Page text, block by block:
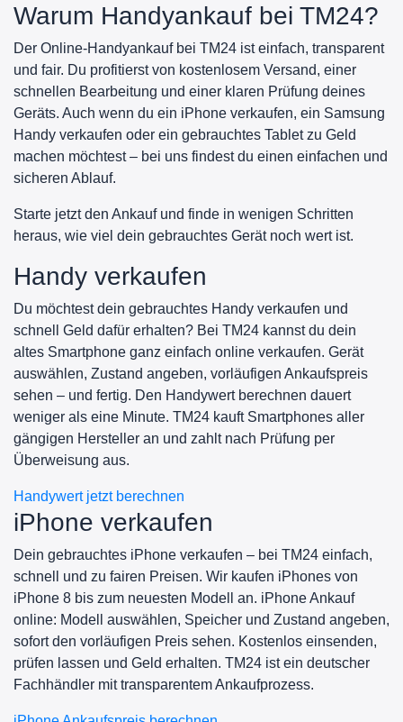
Warum Handyankauf bei TM24?
Der Online-Handyankauf bei TM24 ist einfach, transparent
und fair. Du profitierst von kostenlosem Versand, einer
schnellen Bearbeitung und einer klaren Prüfung deines
Geräts. Auch wenn du ein iPhone verkaufen, ein Samsung
Handy verkaufen oder ein gebrauchtes Tablet zu Geld
machen möchtest – bei uns findest du einen einfachen und
sicheren Ablauf.
Starte jetzt den Ankauf und finde in wenigen Schritten
heraus, wie viel dein gebrauchtes Gerät noch wert ist.
Handy verkaufen
Du möchtest dein gebrauchtes Handy verkaufen und
schnell Geld dafür erhalten? Bei TM24 kannst du dein
altes Smartphone ganz einfach online verkaufen. Gerät
auswählen, Zustand angeben, vorläufigen Ankaufspreis
sehen – und fertig. Den Handywert berechnen dauert
weniger als eine Minute. TM24 kauft Smartphones aller
gängigen Hersteller an und zahlt nach Prüfung per
Überweisung aus.
Handywert jetzt berechnen
iPhone verkaufen
Dein gebrauchtes iPhone verkaufen – bei TM24 einfach,
schnell und zu fairen Preisen. Wir kaufen iPhones von
iPhone 8 bis zum neuesten Modell an. iPhone Ankauf
online: Modell auswählen, Speicher und Zustand angeben,
sofort den vorläufigen Preis sehen. Kostenlos einsenden,
prüfen lassen und Geld erhalten. TM24 ist ein deutscher
Fachhändler mit transparentem Ankaufprozess.